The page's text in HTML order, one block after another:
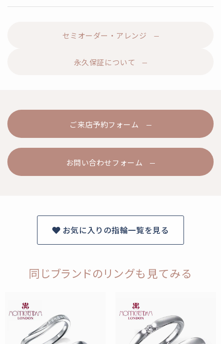
セミオーダー・アレンジ
永久保証について
ご来店予約フォーム
お問い合わせフォーム
お気に入りの指輪一覧を見る
同じブランドのリングも見てみる